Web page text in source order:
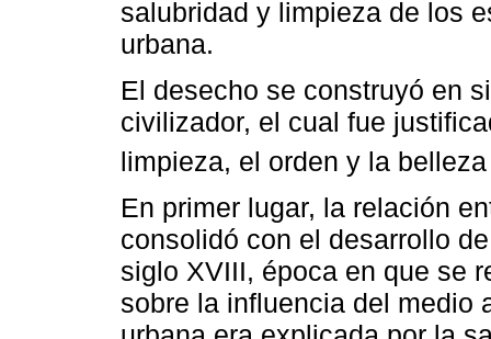
salubridad y limpieza de los
urbana.
El desecho se construyó en
civilizador, el cual fue
limpieza, el orden y la
En primer lugar, la relación
consolidó con el desarrollo
siglo XVIII, época en que se
sobre la influencia del medio